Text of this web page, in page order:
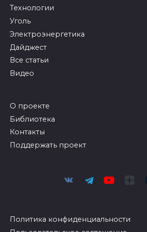
Технологии
Уголь
Электроэнергетика
Дайджест
Все статьи
Видео
О проекте
Библиотека
Контакты
Поддержать проект
Политика конфиденциальности